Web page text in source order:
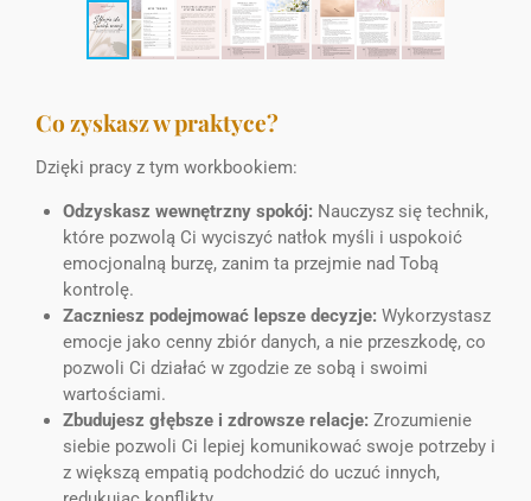
Co zyskasz w praktyce?
Dzięki pracy z tym workbookiem:
Odzyskasz wewnętrzny spokój:Nauczysz się technik,
które pozwolą Ci wyciszyć natłok myśli i uspokoić
emocjonalną burzę, zanim ta przejmie nad Tobą
kontrolę.
Zaczniesz podejmować lepsze decyzje:Wykorzystasz
emocje jako cenny zbiór danych, a nie przeszkodę, co
pozwoli Ci działać w zgodzie ze sobą i swoimi
wartościami.
Zbudujesz głębsze i zdrowsze relacje:Zrozumienie
siebie pozwoli Ci lepiej komunikować swoje potrzeby i
z większą empatią podchodzić do uczuć innych,